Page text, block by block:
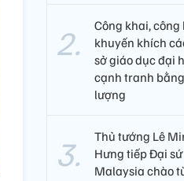
Công khai, công
khuyến khích
sở giáo dục đại
cạnh tranh
lượng​
Thủ tướng Lê
Hưng tiếp Đại sứ
Malaysia chào